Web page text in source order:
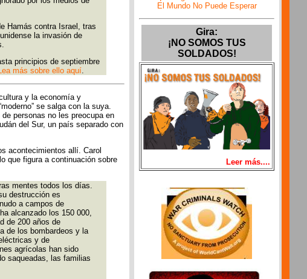
El Mundo No Puede Esperar
Gira:
¡NO SOMOS TUS
SOLDADOS!
Leer más....
Hamás contra Israel, tras
la invasión de
principios de septiembre
más sobre ello aquí.
y la economía y
se salga con la suya.
personas no les preocupa en
del Sur, un país separado con
acontecimientos allí. Carol
que figura a continuación sobre
mentes todos los días.
destrucción es
a campos de
alcanzado los 150 000,
de 200 años de
de los bombardeos y la
y de
agrícolas han sido
saqueadas, las familias